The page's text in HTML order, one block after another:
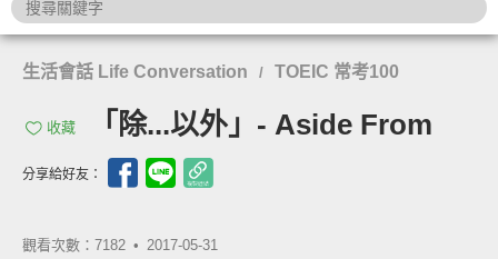
生活會話 Life Conversation / TOEIC 常考100
收藏 「除...以外」- Aside From
分享給好友：
觀看次數：7182 • 2017-05-31